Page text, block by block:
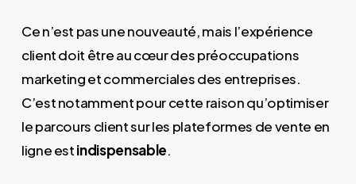
Ce n’est pas une nouveauté, mais l’expérience
client doit être au cœur des préoccupations
marketing et commerciales des entreprises.
C’est notamment pour cette raison qu’optimiser
le parcours client sur les plateformes de vente en
ligne estindispensable.